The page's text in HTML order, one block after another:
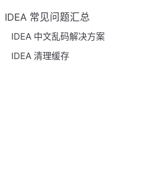
IDEA 常见问题汇总
IDEA 中文乱码解决方案
IDEA 清理缓存